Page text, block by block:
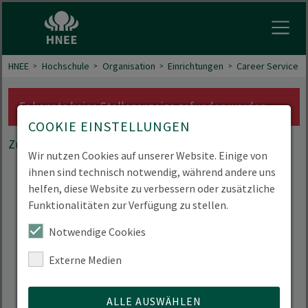
HNEE Hochschule Organisation Einrichtungen Career Service
Es konnte keine Stellenanzeige gefunden werden.
Zurück zu den Stellenangeboten
COOKIE EINSTELLUNGEN
Wir nutzen Cookies auf unserer Website. Einige von
ihnen sind technisch notwendig, während andere uns
helfen, diese Website zu verbessern oder zusätzliche
Funktionalitäten zur Verfügung zu stellen.
Notwendige Cookies
Externe Medien
ALLE AUSWÄHLEN